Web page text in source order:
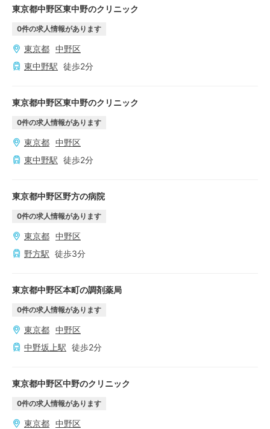
東京都中野区東中野のクリニック
0件の求人情報があります
東京都 中野区
東中野駅 徒歩2分
東京都中野区東中野のクリニック
0件の求人情報があります
東京都 中野区
東中野駅 徒歩2分
東京都中野区野方の病院
0件の求人情報があります
東京都 中野区
野方駅 徒歩3分
東京都中野区本町の調剤薬局
0件の求人情報があります
東京都 中野区
中野坂上駅 徒歩2分
東京都中野区中野のクリニック
0件の求人情報があります
東京都 中野区